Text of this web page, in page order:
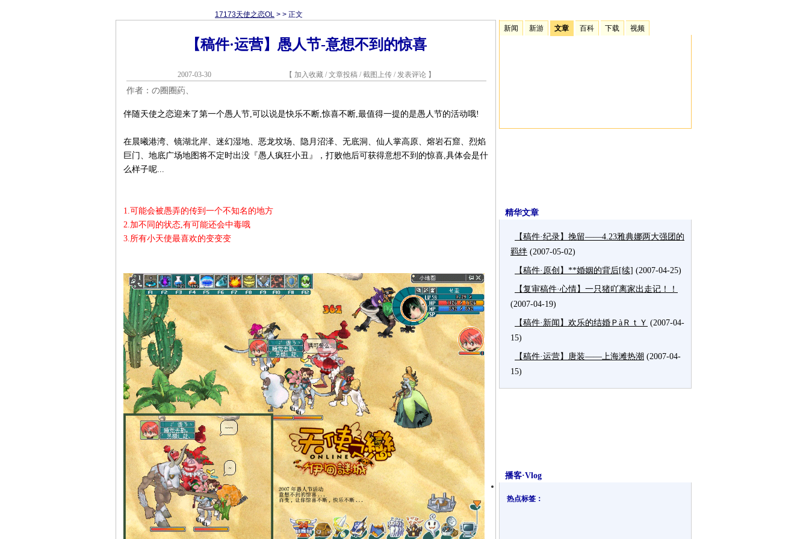
17173天使之恋OL > > 正文
【稿件·运营】愚人节-意想不到的惊喜
2007-03-30 【 加入收藏 / 文章投稿 / 截图上传 / 发表评论 】
作者：の圈圈葯、
伴随天使之恋迎来了第一个愚人节,可以说是快乐不断,惊喜不断,最值得一提的是愚人节的活动哦!
在晨曦港湾、镜湖北岸、迷幻湿地、恶龙坟场、隐月沼泽、无底洞、仙人掌高原、熔岩石窟、烈焰
巨门、地底广场地图将不定时出没『愚人疯狂小丑』，打败他后可获得意想不到的惊喜,具体会是什
么样子呢...
1.可能会被愚弄的传到一个不知名的地方
2.加不同的状态,有可能还会中毒哦
3.所有小天使最喜欢的变变变
新闻 新游 文章 百科 下载 视频
精华文章
【稿件·纪录】挽留——4.23雅典娜两大强团的
羁绊 (2007-05-02)
【稿件·原创】**婚姻的背后[续] (2007-04-25)
【复审稿件·心情】一只猪吖离家出走记！！
(2007-04-19)
【稿件·新闻】欢乐的结婚ＰàＲｔＹ (2007-04-
15)
【稿件·运营】唐装——上海滩热潮 (2007-04-
15)
播客·Vlog
热点标签：